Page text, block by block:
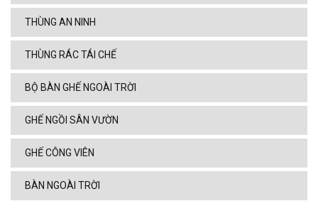
THÙNG AN NINH
THÙNG RÁC TÁI CHẾ
BỘ BÀN GHẾ NGOÀI TRỜI
GHẾ NGỒI SÂN VƯỜN
GHẾ CÔNG VIÊN
BÀN NGOÀI TRỜI